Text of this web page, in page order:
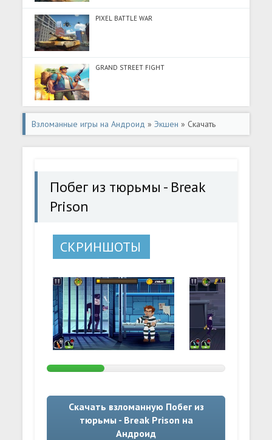
PIXEL BATTLE WAR
GRAND STREET FIGHT
Взломанные игры на Андроид »Экшен » Скачать
взломанную Побег из тюрьмы - Break Prison (Мод много
Побег из тюрьмы - Break
Prison
СКРИНШОТЫ
Скачать взломанную Побег из
тюрьмы - Break Prison на
Андроид